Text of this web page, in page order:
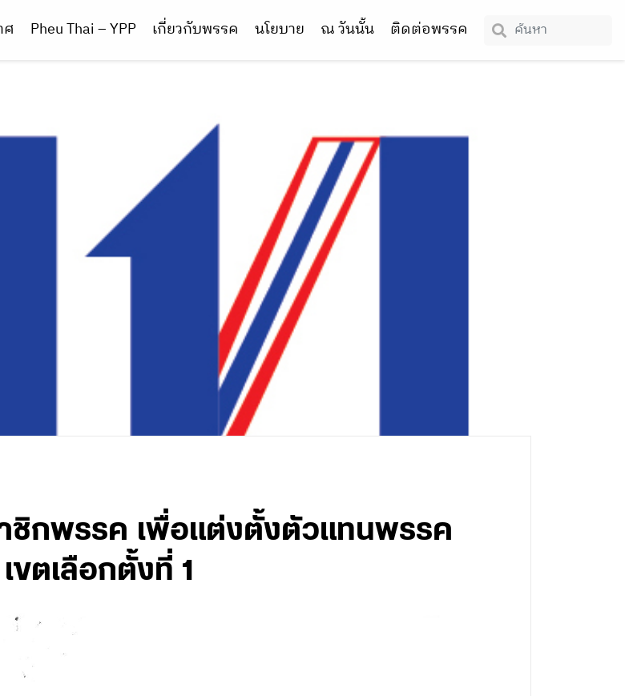
ศ Pheu Thai – YPP เกี่ยวกับพรรค นโยบาย ณ วันนั้น ติดต่อพรรค
ชิกพรรค เพื่อแต่งตั้งตัวแทนพรรค
ขตเลือกตั้งที่ 1